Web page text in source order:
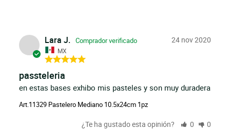
24 nov 2020
Lara J.
MX
passteleria
en estas bases exhibo mis pasteles y son muy duradera
Art.11329 Pastelero Mediano 10.5x24cm 1pz
¿Te ha gustado esta opinión? 0 0